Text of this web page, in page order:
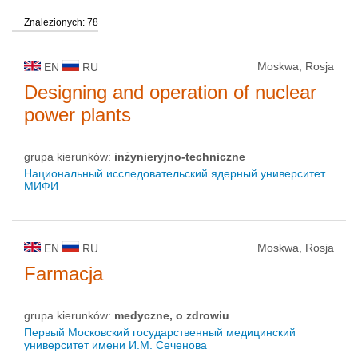
status uczelni
Znalezionych: 78
EN RU Moskwa, Rosja
Designing and operation of nuclear
power plants
grupa kierunków: inżynieryjno-techniczne
Национальный исследовательский ядерный университет
МИФИ
EN RU Moskwa, Rosja
Farmacja
grupa kierunków: medyczne, o zdrowiu
Первый Московский государственный медицинский
университет имени И.М. Сеченова